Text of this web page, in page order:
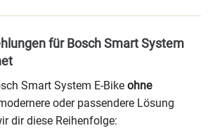
für Bosch Smart System
Smart System E-Bike ohne
oder passendere Lösung
dir diese Reihenfolge: